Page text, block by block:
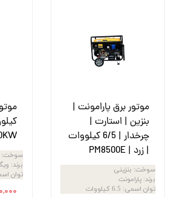
موتور برق پارامونت |
بنزین | استارت |
چرخدار | 6/5 کیلووات
| زرد | PM8500E
سوخت: بنزینی
برند: پارامونت
توان اسمی: 6.5 کیلووات
سوخت:
برند:
توان